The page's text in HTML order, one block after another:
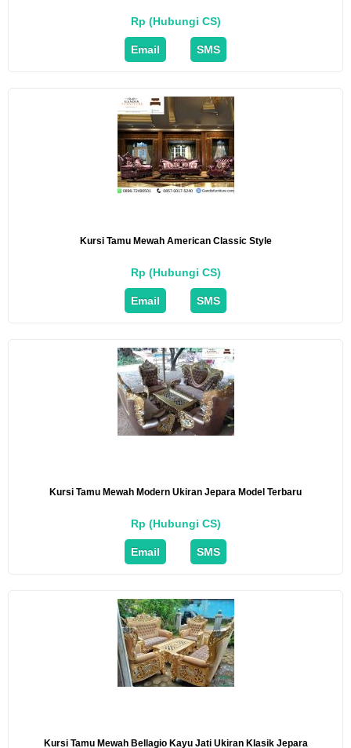
Rp (Hubungi CS)
Email SMS
Kursi Tamu Mewah American Classic Style
Rp (Hubungi CS)
Email SMS
Kursi Tamu Mewah Modern Ukiran Jepara Model Terbaru
Rp (Hubungi CS)
Email SMS
Kursi Tamu Mewah Bellagio Kayu Jati Ukiran Klasik Jepara